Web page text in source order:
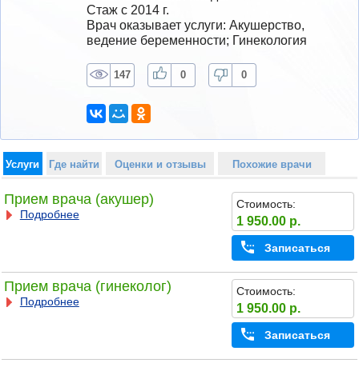
Стаж с 2014 г.
Врач оказывает услуги: Акушерство,
ведение беременности; Гинекология
147 0 0
Услуги Где найти Оценки и отзывы Похожие врачи
Прием врача (акушер)
Подробнее
Стоимость:
1 950.00 р.
Записаться
Прием врача (гинеколог)
Подробнее
Стоимость:
1 950.00 р.
Записаться